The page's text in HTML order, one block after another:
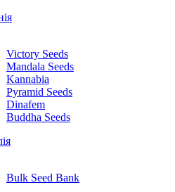
Victory Seeds
Mandala Seeds
Kannabia
Pyramid Seeds
Dinafem
Buddha Seeds
Bulk Seed Bank